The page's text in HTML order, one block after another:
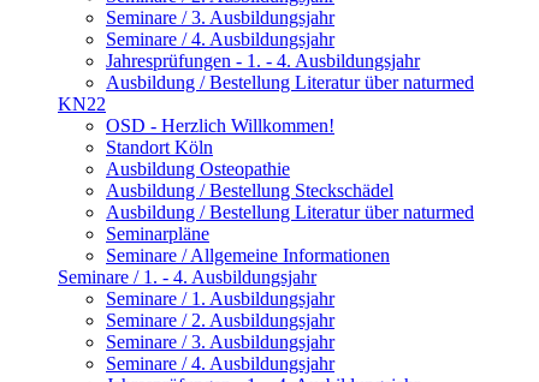
Seminare / 3. Ausbildungsjahr
Seminare / 4. Ausbildungsjahr
Jahresprüfungen - 1. - 4. Ausbildungsjahr
Ausbildung / Bestellung Literatur über naturmed
KN22
OSD - Herzlich Willkommen!
Standort Köln
Ausbildung Osteopathie
Ausbildung / Bestellung Steckschädel
Ausbildung / Bestellung Literatur über naturmed
Seminarpläne
Seminare / Allgemeine Informationen
Seminare / 1. - 4. Ausbildungsjahr
Seminare / 1. Ausbildungsjahr
Seminare / 2. Ausbildungsjahr
Seminare / 3. Ausbildungsjahr
Seminare / 4. Ausbildungsjahr